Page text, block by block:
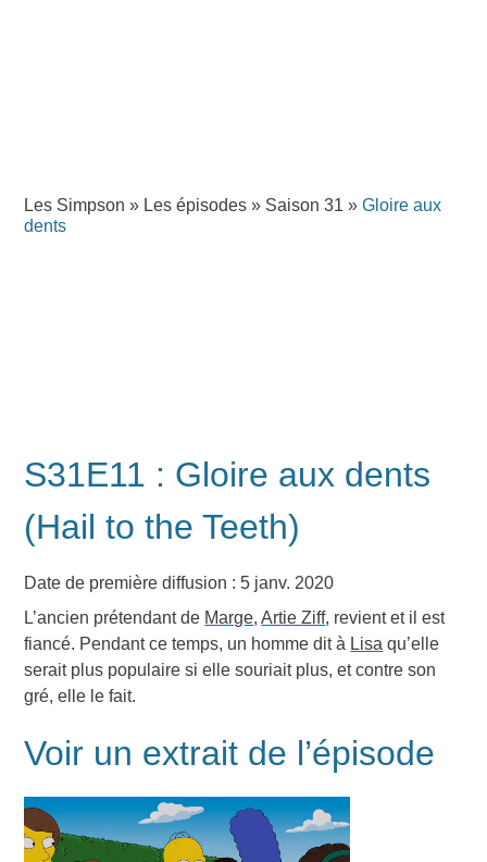
Les Simpson » Les épisodes » Saison 31 »Gloire aux
dents
S31E11 : Gloire aux dents
(Hail to the Teeth)
Date de première diffusion : 5 janv. 2020
L’ancien prétendant de Marge,Artie Ziff, revient et il est
fiancé. Pendant ce temps, un homme dit à Lisa qu’elle
serait plus populaire si elle souriait plus, et contre son
gré, elle le fait.
Voir un extrait de l’épisode